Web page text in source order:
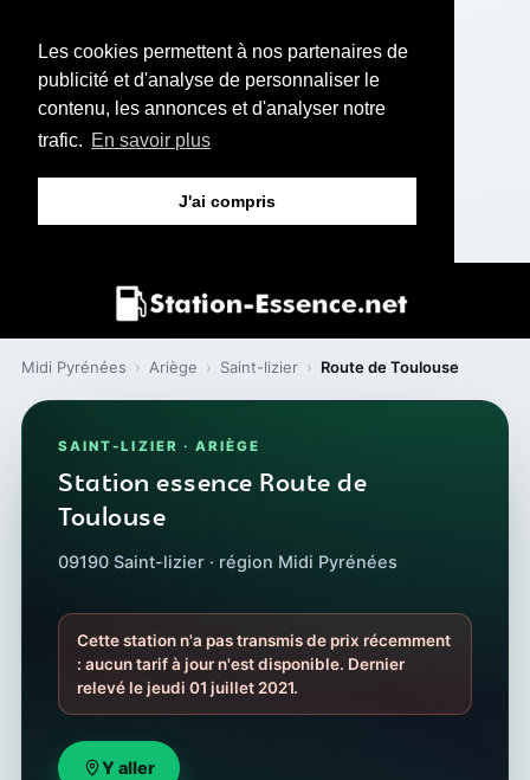
Les cookies permettent à nos partenaires de
publicité et d'analyse de personnaliser le
contenu, les annonces et d'analyser notre
trafic. En savoir plus
J'ai compris
Midi Pyrénées › Ariège › Saint-lizier › Route de Toulouse
SAINT-LIZIER · ARIÈGE
Station essence Route de
Toulouse
09190 Saint-lizier · région Midi Pyrénées
Cette station n'a pas transmis de prix récemment
: aucun tarif à jour n'est disponible. Dernier
relevé le jeudi 01 juillet 2021.
Y aller